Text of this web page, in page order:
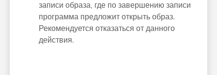
записи образа, где по завершению записи
программа предложит открыть образ.
Рекомендуется отказаться от данного
действия.